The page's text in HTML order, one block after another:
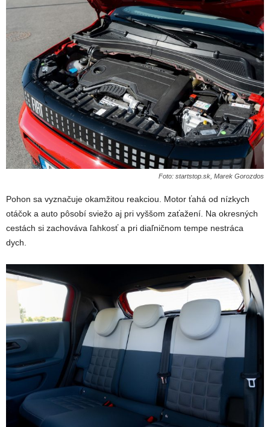
Foto: startstop.sk, Marek Gorozdos
Pohon sa vyznačuje okamžitou reakciou. Motor ťahá od nízkych
otáčok a auto pôsobí sviežo aj pri vyššom zaťažení. Na okresných
cestách si zachováva ľahkosť a pri diaľničnom tempe nestráca
dych.